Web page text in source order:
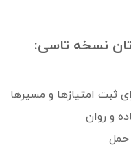
نسخه تاسی:
ثبت امتیازها و مسیرها
و روان
حمل